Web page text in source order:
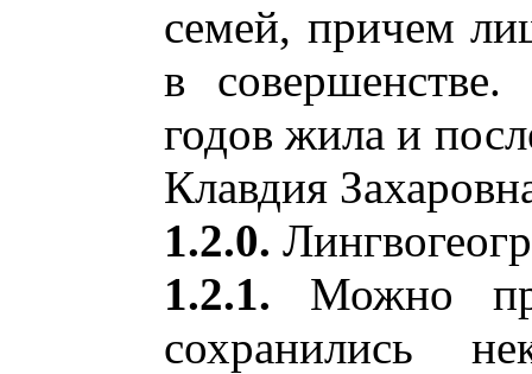
семей, причем
в
годов жила и
Клавдия
1.2.0.
1.2.1. Можно
сохранились